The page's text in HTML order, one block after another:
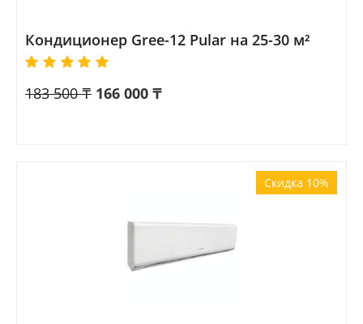
Кондиционер Gree-12 Pular на 25-30 м²
183 500 ₸ 166 000 ₸
Скидка 10%